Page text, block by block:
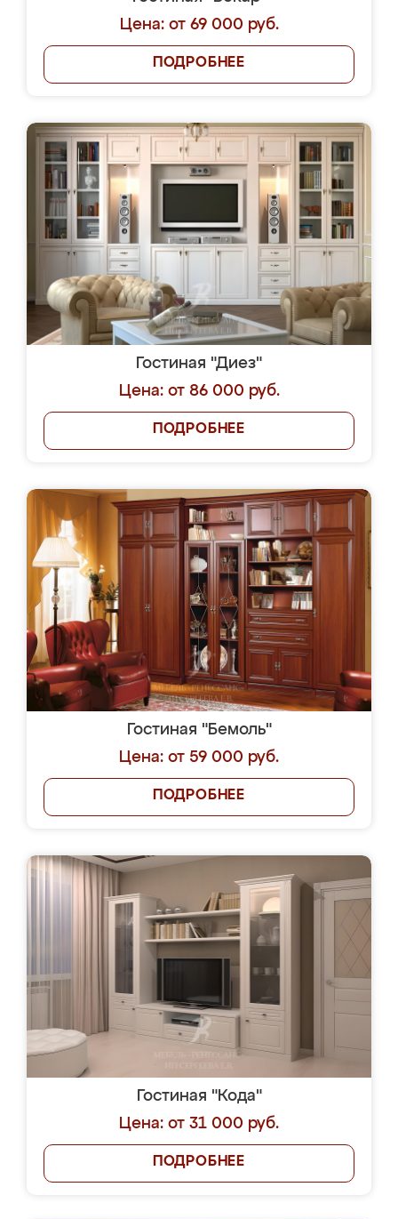
Цена: от 69 000 руб.
ПОДРОБНЕЕ
Гостиная "Диез"
Цена: от 86 000 руб.
ПОДРОБНЕЕ
Гостиная "Бемоль"
Цена: от 59 000 руб.
ПОДРОБНЕЕ
Гостиная "Кода"
Цена: от 31 000 руб.
ПОДРОБНЕЕ